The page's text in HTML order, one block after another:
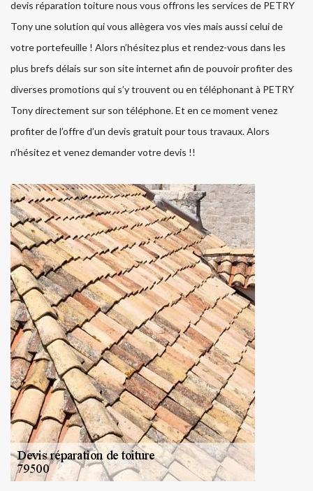
devis réparation toiture nous vous offrons les services de PETRY
Tony une solution qui vous allègera vos vies mais aussi celui de
votre portefeuille ! Alors n’hésitez plus et rendez-vous dans les
plus brefs délais sur son site internet afin de pouvoir profiter des
diverses promotions qui s’y trouvent ou en téléphonant à PETRY
Tony directement sur son téléphone. Et en ce moment venez
profiter de l’offre d’un devis gratuit pour tous travaux. Alors
n’hésitez et venez demander votre devis !!